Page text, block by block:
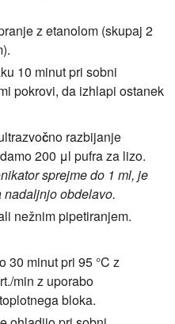
z etanolom (skupaj 2
10 minut pri sobni
pokrovi, da izhlapi ostanek
razbijanje
200 μl pufra za lizo.
sprejme do 1 ml, je
obdelavo.
nežnim pipetiranjem.
30 minut pri 95 °C z
min z uporabo
bloka.